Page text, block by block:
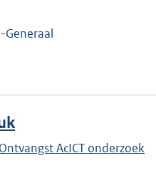
Generaal
AcICT onderzoek